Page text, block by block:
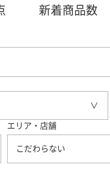
新着商品数
エリア・店舗
こだわらない